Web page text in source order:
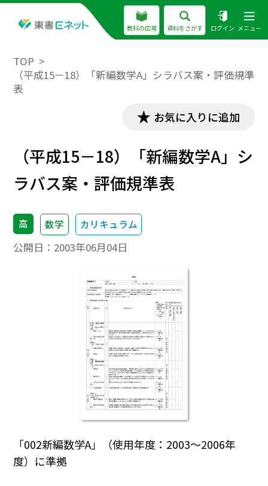
教科の広場 資料をさがす ログイン メニュー
TOP
（平成15－18）「新編数学A」シラバス案・評価規準
表
お気に入りに追加
（平成15－18）「新編数学A」シ
ラバス案・評価規準表
高 数学 カリキュラム
公開日： 2003年06月04日
「002新編数学A」（使用年度：2003～2006年
度）に準拠